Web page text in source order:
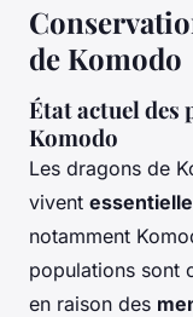
de Komodo
État actuel des
Komodo
Les dragons de
vivent
notamment
populations sont
en raison des